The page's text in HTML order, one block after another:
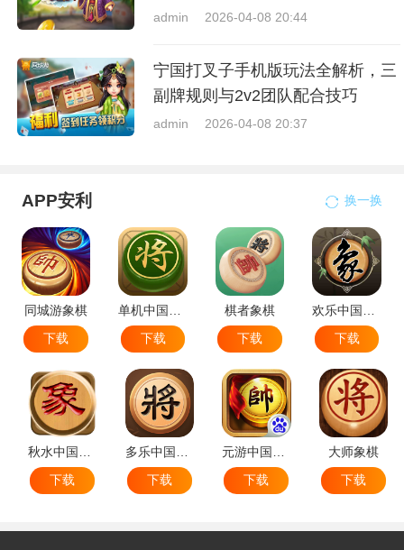
admin 2026-04-08 20:44
宁国打叉子手机版玩法全解析，三
副牌规则与2v2团队配合技巧
admin 2026-04-08 20:37
APP安利 换一换
同城游象棋
下载
单机中国象棋
下载
棋者象棋
下载
欢乐中国象棋
下载
秋水中国象棋
下载
多乐中国象棋
下载
元游中国象棋
下载
大师象棋
下载